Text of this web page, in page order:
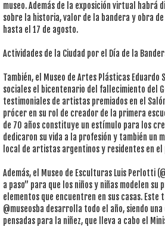
museo. Además de la exposición virtual
sobre la historia, valor de la bandera y obra
hasta el 17 de agosto.
Actividades de la Ciudad por el Día de la
También, el Museo de Artes Plásticas
sociales el bicentenario del fallecimiento del
testimoniales de artistas premiados en el
prócer en su rol de creador de la primera
de 70 años constituye un estímulo para los
dedicaron su vida a la profesión y también un
local de artistas argentinos y residentes en el
Además, el Museo de Esculturas Luis Perlotti
a paso” para que los niños y niñas modelen
elementos que encuentren en sus casas.
@museosba desarrolla todo el año, siendo
pensadas para la niñez, que lleva a cabo el